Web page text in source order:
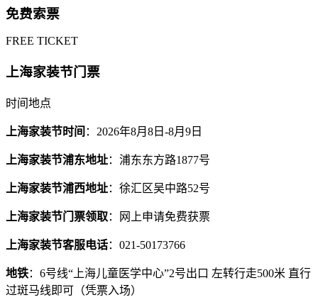
免费索票
FREE TICKET
上海家装节门票
时间地点
上海家装节时间 ：2026年8月8日-8月9日
上海家装节浦东地址：浦东东方路1877号
上海家装节浦西地址：徐汇区吴中路52号
上海家装节门票领取：网上申请免费获票
上海家装节客服电话：021-50173766
地铁：6号线“上海儿童医学中心”2号出口 左转行走500米 直行
过斑马线即可（凭票入场）